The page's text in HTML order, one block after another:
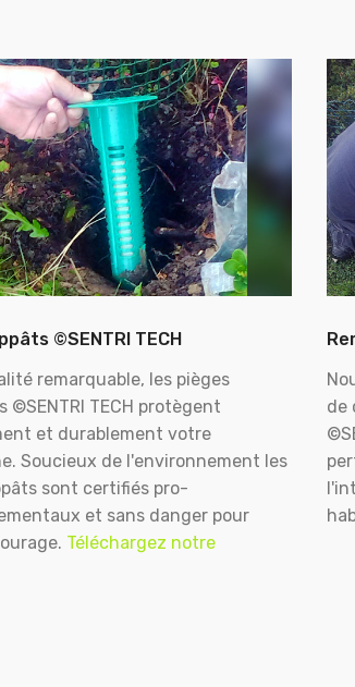
©SENTRI TECH
remarquable, les pièges
©SENTRI TECH protègent
et durablement votre
Soucieux de l'environnement les
sont certifiés pro-
et sans danger pour
Téléchargez notre
de